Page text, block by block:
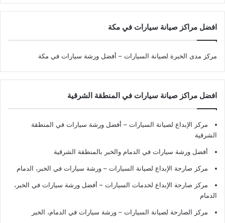
افضل مراكز صيانة سيارات في مكة
مركز مدى الخبرة لصيانة السيارات – أفضل ورشة سيارات في مكة
افضل مراكز صيانة سيارات في المنطقة الشرقية
مركز الإبداع لصيانة السيارات – أفضل ورشة سيارات في المنطقة
الشرقية
أفضل ورشة سيارات في الدمام والخبر بالمنطقة الشرقية
مركز صارحة الإبداع لصيانة السيارات – ورشة سيارات في الخبر، الدمام
مركز صارحة الإبداع لخدمات السيارات – أفضل ورشة سيارات في الخبر،
الدمام
مركز الصارحة لصيانة السيارات – ورشة سيارات في الدمام، الخبر